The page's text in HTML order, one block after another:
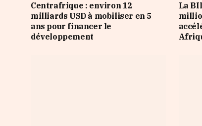
Centrafrique : environ 12
milliards USD à mobiliser en 5
ans pour financer le
développement
La